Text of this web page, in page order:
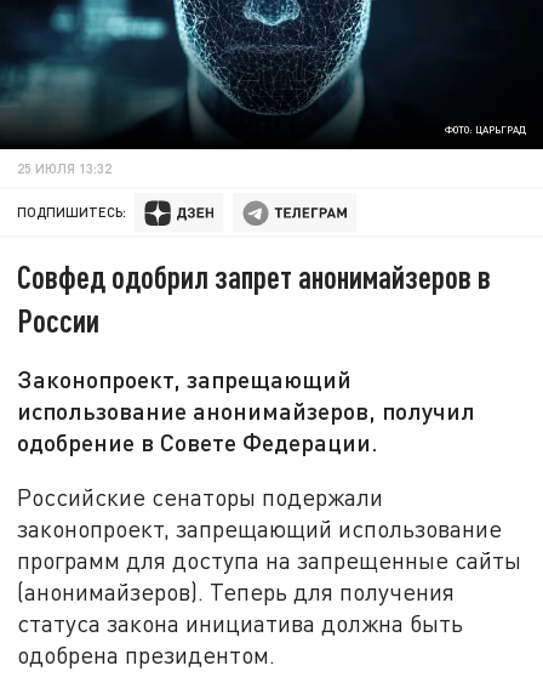
ФОТО: ЦАРЬГРАД
25 ИЮЛЯ 13:32
ПОДПИШИТЕСЬ:
Совфед одобрил запрет анонимайзеров в
России
Законопроект, запрещающий
использование анонимайзеров, получил
одобрение в Совете Федерации.
Российские сенаторы подержали
законопроект, запрещающий использование
программ для доступа на запрещенные сайты
(анонимайзеров). Теперь для получения
статуса закона инициатива должна быть
одобрена президентом.